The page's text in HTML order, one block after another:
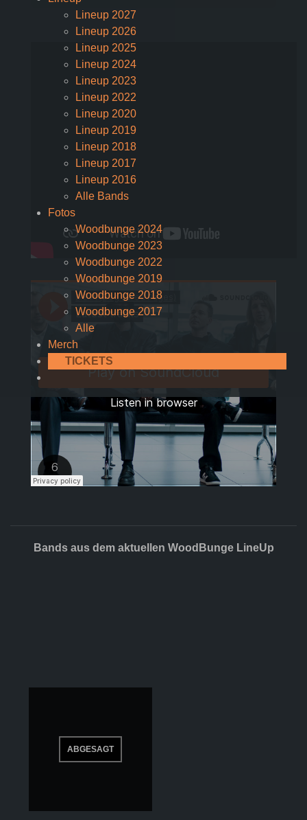
Lineup 2027
Lineup 2026
Lineup 2025
Lineup 2024
Lineup 2023
Lineup 2022
Lineup 2020
Lineup 2019
Lineup 2018
Lineup 2017
Lineup 2016
Alle Bands
Fotos
Woodbunge 2024
Woodbunge 2023
Woodbunge 2022
Woodbunge 2019
Woodbunge 2018
Woodbunge 2017
Alle
Merch
TICKETS
Bands aus dem aktuellen WoodBunge LineUp